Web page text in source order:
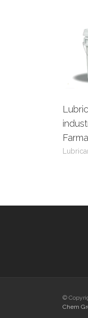
©
Chem